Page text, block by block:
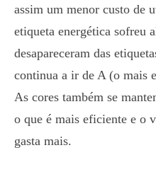
assim um menor custo de
etiqueta energética sofreu
desapareceram das
continua a ir de A (o mais
As cores também se
o que é mais eficiente e o
gasta mais.